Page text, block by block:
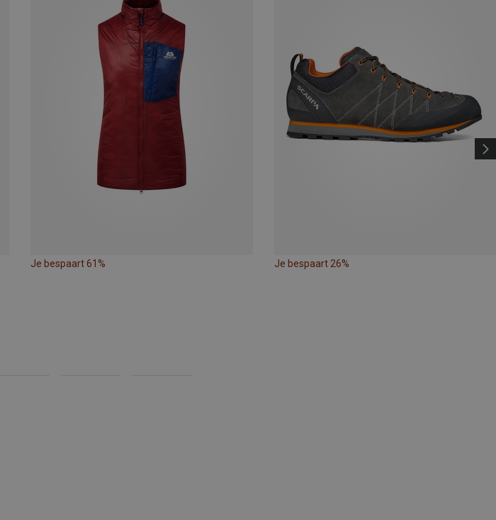
Je bespaart 61% Je bespaart 26%